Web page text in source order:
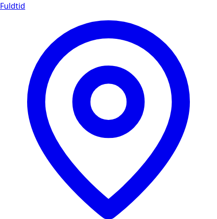
Fuldtid